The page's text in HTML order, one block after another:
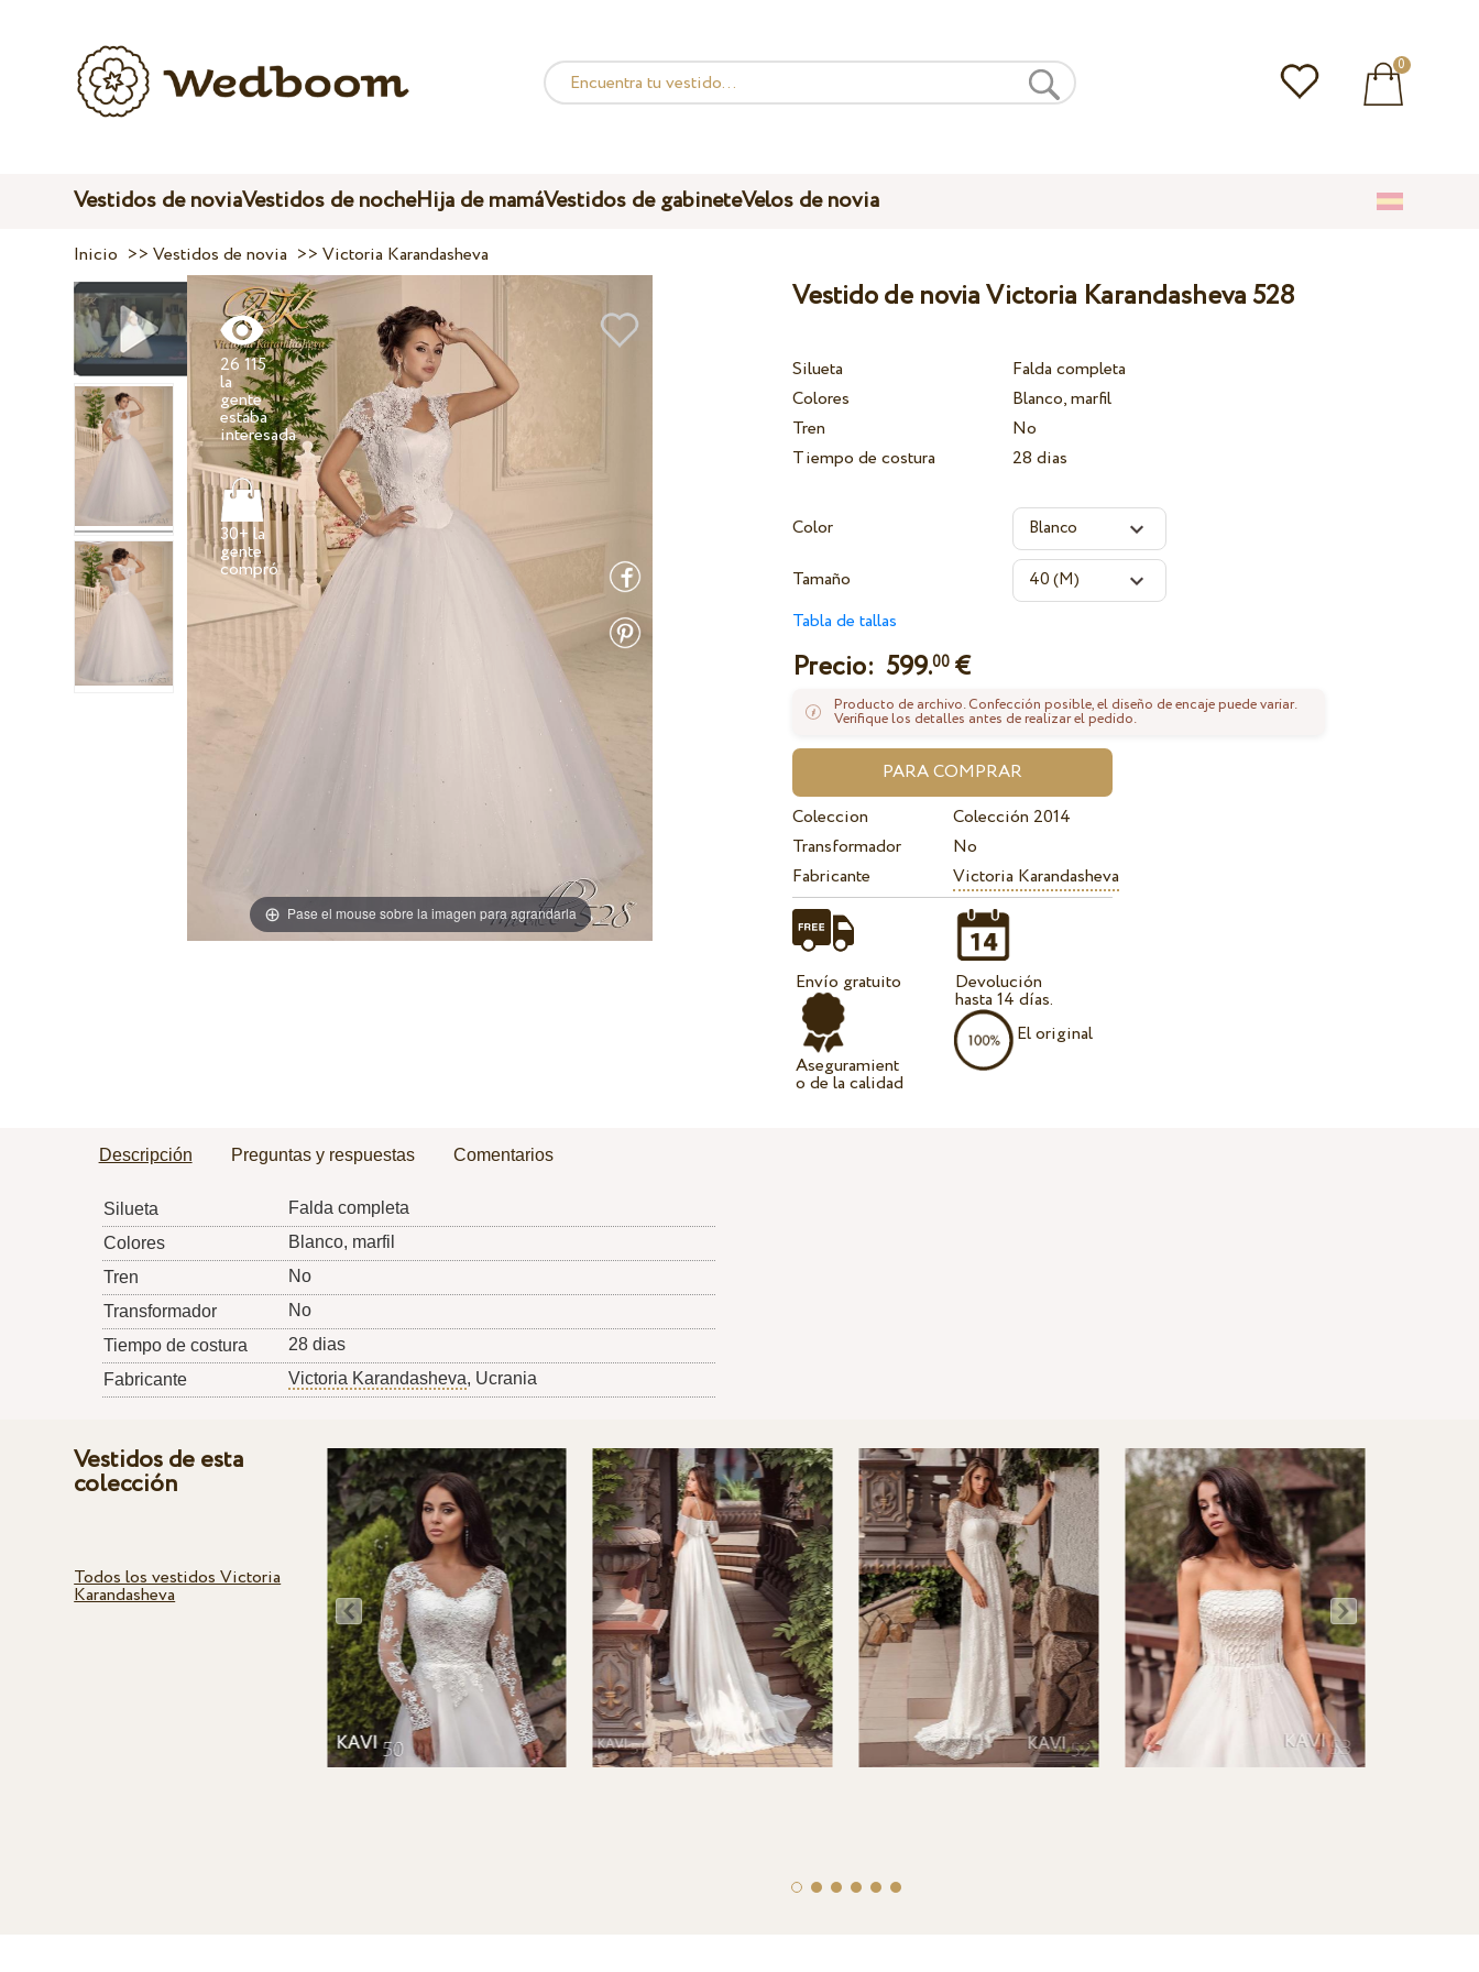
0
Vestidos de noviaVestidos de nocheHija de mamáVestidos de gabineteVelos de novia
Inicio >>Vestidos de novia >>Victoria Karandasheva
Pase el mouse sobre la imagen para agrandarla
26 115
la
gente
estaba
interesada
30+ la
gente
Vestido de novia Victoria Karandasheva 528
Silueta
Falda completa
Colores
Blanco, marfil
Tren
No
Tiempo de costura
28 dias
Color
Tamaño
Tabla de tallas
Precio: 599.00 €
Producto de archivo. Confección posible, el diseño de encaje puede variar.
Verifique los detalles antes de realizar el pedido.
Coleccion
Colección 2014
Transformador
No
Fabricante
Victoria Karandasheva
Envío gratuito
Aseguramient
o de la calidad
Devolución
hasta 14 días.
El original
Descripción Preguntas y respuestas Comentarios
Silueta
Falda completa
Colores
Blanco, marfil
Tren
No
Transformador
No
Tiempo de costura
28 dias
Fabricante
Victoria Karandasheva, Ucrania
Vestidos de esta
colección
Todos los vestidos Victoria
Karandasheva